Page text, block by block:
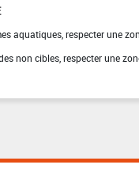
aquatiques, respecter une
non cibles, respecter une